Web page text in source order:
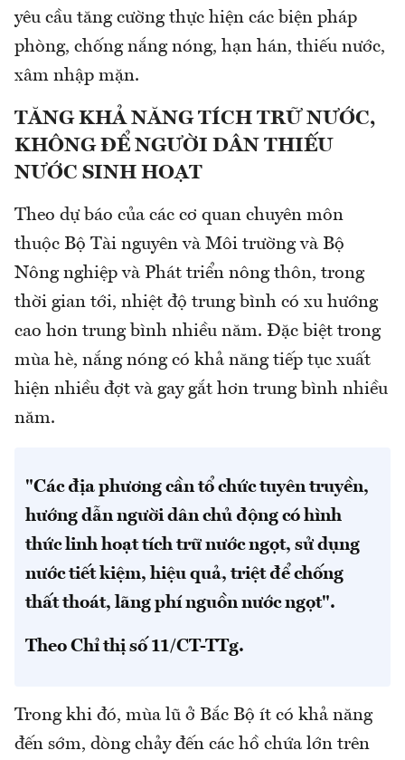
yêu cầu tăng cường thực hiện các biện pháp
phòng, chống nắng nóng, hạn hán, thiếu nước,
xâm nhập mặn.
TĂNG KHẢ NĂNG TÍCH TRỮ NƯỚC,
KHÔNG ĐỂ NGƯỜI DÂN THIẾU
NƯỚC SINH HOẠT
Theo dự báo của các cơ quan chuyên môn
thuộc Bộ Tài nguyên và Môi trường và Bộ
Nông nghiệp và Phát triển nông thôn, trong
thời gian tới, nhiệt độ trung bình có xu hướng
cao hơn trung bình nhiều năm. Đặc biệt trong
mùa hè, nắng nóng có khả năng tiếp tục xuất
hiện nhiều đợt và gay gắt hơn trung bình nhiều
năm.
"Các địa phương cần tổ chức tuyên truyền,
hướng dẫn người dân chủ động có hình
thức linh hoạt tích trữ nước ngọt, sử dụng
nước tiết kiệm, hiệu quả, triệt để chống
thất thoát, lãng phí nguồn nước ngọt".
Theo Chỉ thị số 11/CT-TTg.
Trong khi đó, mùa lũ ở Bắc Bộ ít có khả năng
đến sớm, dòng chảy đến các hồ chứa lớn trên